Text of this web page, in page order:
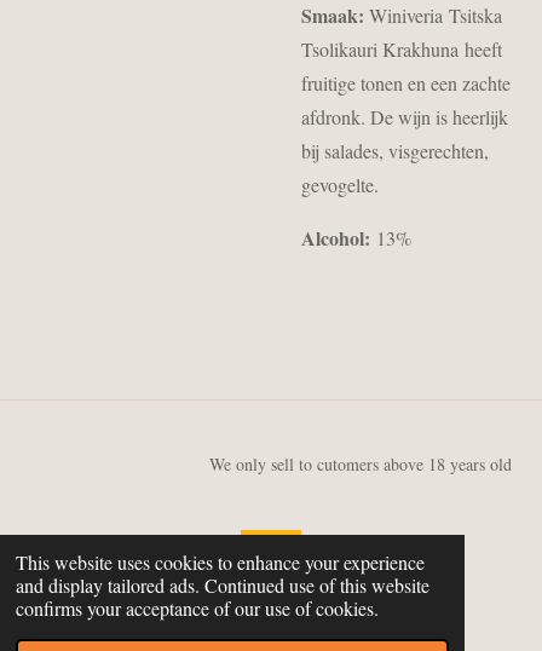
This website uses cookies to enhance your experience
and display tailored ads. Continued use of this website
confirms your acceptance of our use of cookies.
Smaak: Winiveria Tsitska
Tsolikauri Krakhuna heeft
fruitige tonen en een zachte
afdronk. De wijn is heerlijk
bij salades, visgerechten,
gevogelte.
Alcohol: 13%
We only sell to cutomers above 18 years old
© 2019 GQW